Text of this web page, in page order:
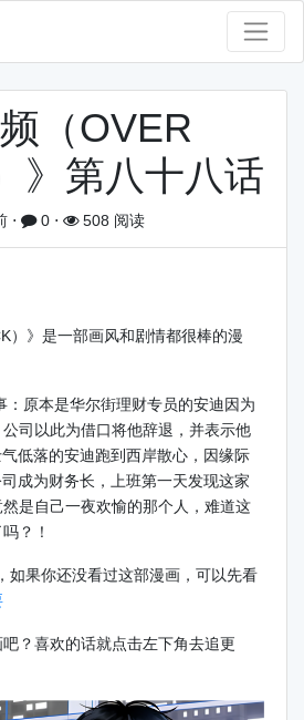
频（OVER
》第八十八话
⋅ 0 ⋅ 508 阅读
）》是一部画风和剧情都很棒的漫
：原本是华尔街理财专员的安迪因为
司以此为借口将他辞退，并表示他
低落的安迪跑到西岸散心，因缘际
成为财务长，上班第一天发现这家
是自己一夜欢愉的那个人，难道这
？！
如果你还没看过这部漫画，可以先看
？喜欢的话就点击左下角去追更